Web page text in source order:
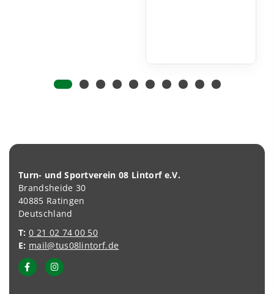
Turn- und Sportverein 08 Lintorf e.V.
Brandsheide 30
40885 Ratingen
Deutschland
T: 0 21 02 74 00 50
E: mail@tus08lintorf.de